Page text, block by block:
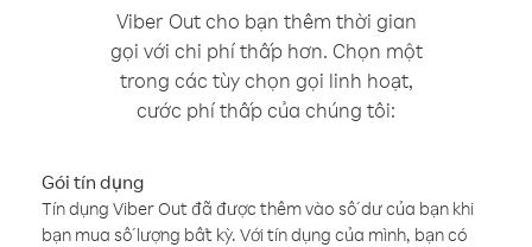
Viber Out cho bạn thêm thời gian
gọi với chi phí thấp hơn. Chọn một
trong các tùy chọn gọi linh hoạt,
cước phí thấp của chúng tôi:
Gói tín dụng
Tín dụng Viber Out đã được thêm vào số dư của bạn khi
bạn mua số lượng bất kỳ. Với tín dụng của mình, bạn có